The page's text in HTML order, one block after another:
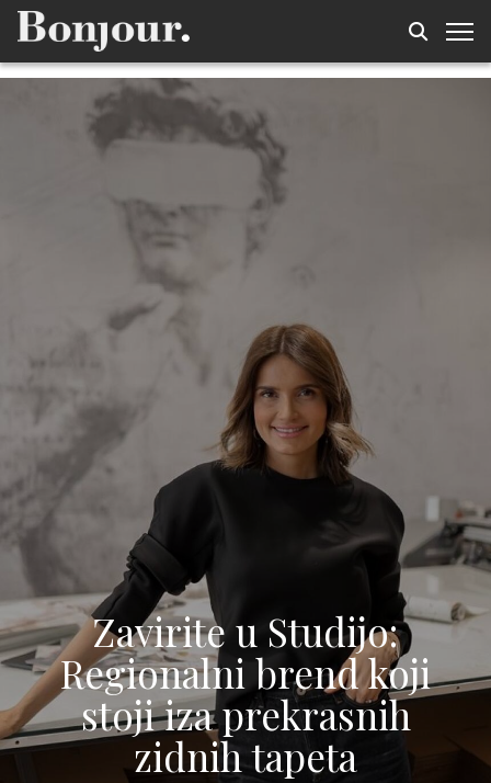
Zavirite u Studijo:
Regionalni brend koji
stoji iza prekrasnih
zidnih tapeta